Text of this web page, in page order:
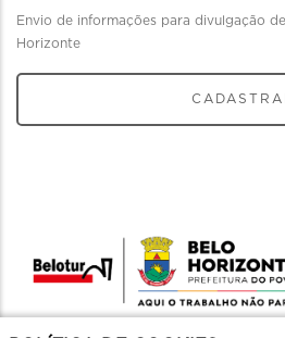
Envio de informações para divulgação
Horizonte